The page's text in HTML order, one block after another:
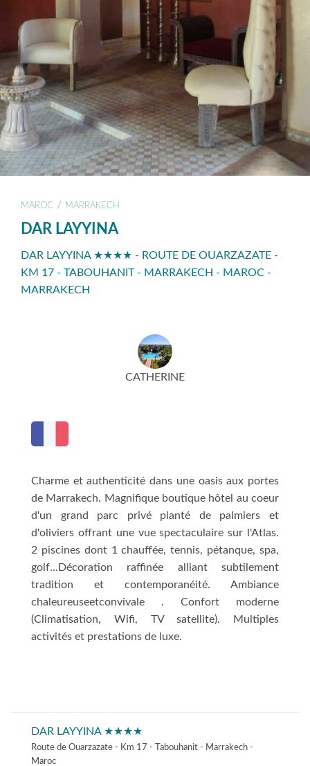
MAROC / MARRAKECH
DAR LAYYINA
DAR LAYYINA ★★★★ - ROUTE DE OUARZAZATE -
KM 17 - TABOUHANIT - MARRAKECH - MAROC -
MARRAKECH
CATHERINE
Charme et authenticité dans une oasis aux portes
de Marrakech. Magnifique boutique hôtel au coeur
d'un grand parc privé planté de palmiers et
d'oliviers offrant une vue spectaculaire sur l'Atlas.
2 piscines dont 1 chauffée, tennis, pétanque, spa,
golf...Décoration raffinée alliant subtilement
tradition et contemporanéité. Ambiance
chaleureuseetconvivale . Confort moderne
(Climatisation, Wifi, TV satellite). Multiples
activités et prestations de luxe.
DAR LAYYINA ★★★★
Route de Ouarzazate - Km 17 - Tabouhanit - Marrakech -
Maroc